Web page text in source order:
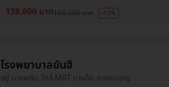
138,600 บาท160,000 บาท -13%
โรงพยาบาลยันฮี
อยู่ บางพลัด, ใกล้ MRT บางอ้อ, คลองมอญ